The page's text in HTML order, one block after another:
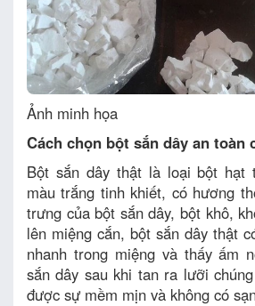
Ảnh minh họa
Cách chọn bột sắn dây an toàn
Bột sắn dây thật là loại bột hạt
màu trắng tinh khiết, có hương
trưng của bột sắn dây, bột khô,
lên miệng cắn, bột sắn dây thật
nhanh trong miệng và thấy ấm
sắn dây sau khi tan ra lưỡi
được sự mềm mịn và không có